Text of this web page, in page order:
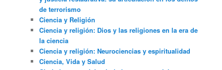
de terrorismo
Ciencia y Religión
Ciencia y religión: Dios y las religiones en la era de
la ciencia
Ciencia y religión: Neurociencias y espiritualidad
Ciencia, Vida y Salud